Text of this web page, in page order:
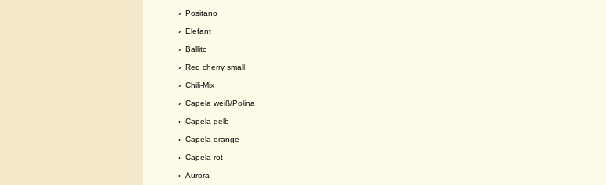
› Positano
› Elefant
› Ballito
› Red cherry small
› Chili-Mix
› Capela weiß/Polina
› Capela gelb
› Capela orange
› Capela rot
› Aurora